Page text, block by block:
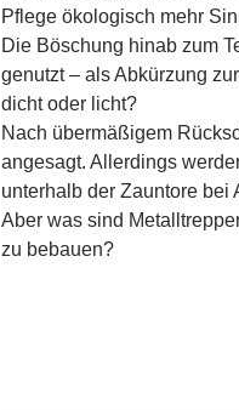
Pflege ökologisch mehr
Die Böschung hinab zum
genutzt – als Abkürzung
dicht oder licht?
Nach übermäßigem
angesagt. Allerdings
unterhalb der Zauntore bei
Aber was sind
zu bebauen?